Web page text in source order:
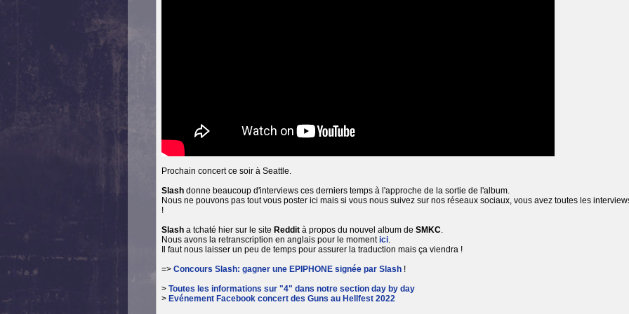
Prochain concert ce soir à Seattle.
Slash donne beaucoup d'interviews ces derniers temps à l'approche de la sortie de l'album.
Nous ne pouvons pas tout vous poster ici mais si vous nous suivez sur nos réseaux sociaux, vous avez toutes les
!
Slash a tchaté hier sur le site Reddit à propos du nouvel album de SMKC.
Nous avons la retranscription en anglais pour le momentici.
Il faut nous laisser un peu de temps pour assurer la traduction mais ça viendra !
=> Concours Slash: gagner une EPIPHONE signée par Slash !
> Toutes les informations sur "4" dans notre section day by day
> Evénement Facebook concert des Guns au Hellfest 2022